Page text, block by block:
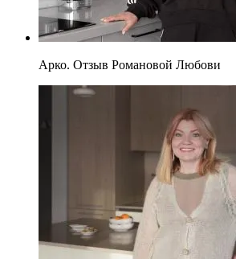
Арко. Отзыв Романовой Любови